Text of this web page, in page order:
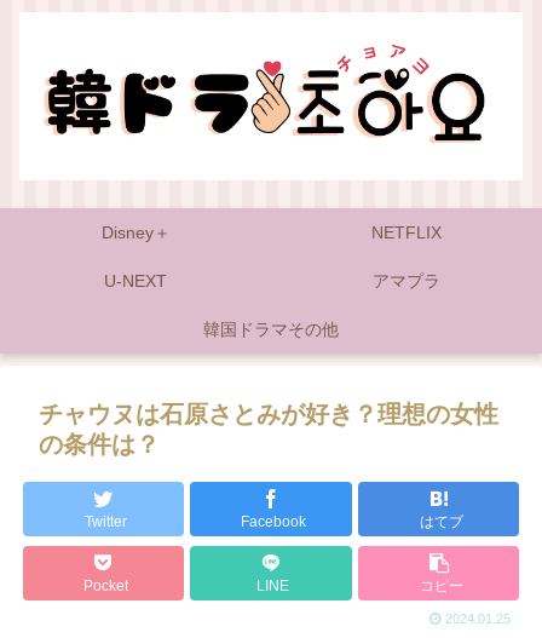
Disney＋ NETFLIX
U-NEXT アマプラ
韓国ドラマその他
チャウヌは石原さとみが好き？理想の女性
の条件は？
Twitter Facebook はてブ
Pocket LINE コピー
2024.01.25